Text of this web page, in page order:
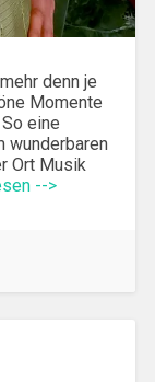
denn je
Momente
eine
wunderbaren
Ort Musik
-->